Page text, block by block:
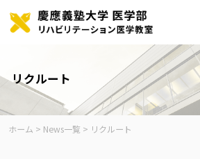
リクルート
ホーム > News一覧 > リクルート